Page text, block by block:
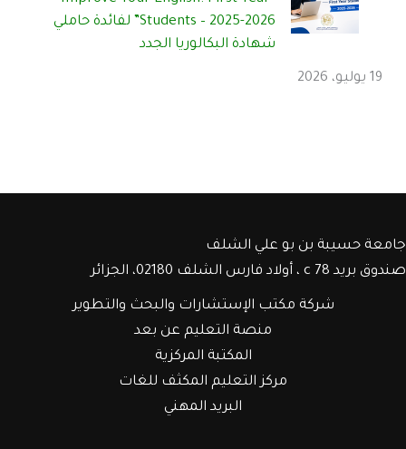
Students – 2025-2026” لفائدة حاملي
شهادة البكالوريا الجدد
19 يوليو، 2026
جامعة حسيبة بن بو علي الشلف
صندوق بريد c 78 ، أولاد فارس الشلف 02180، الجزائر
شركة مكتب الإستشارات والبحث والتطوير
منصة التعليم عن بعد
المكتبة المركزية
مركز التعليم المكثف للغات
البريد المهني